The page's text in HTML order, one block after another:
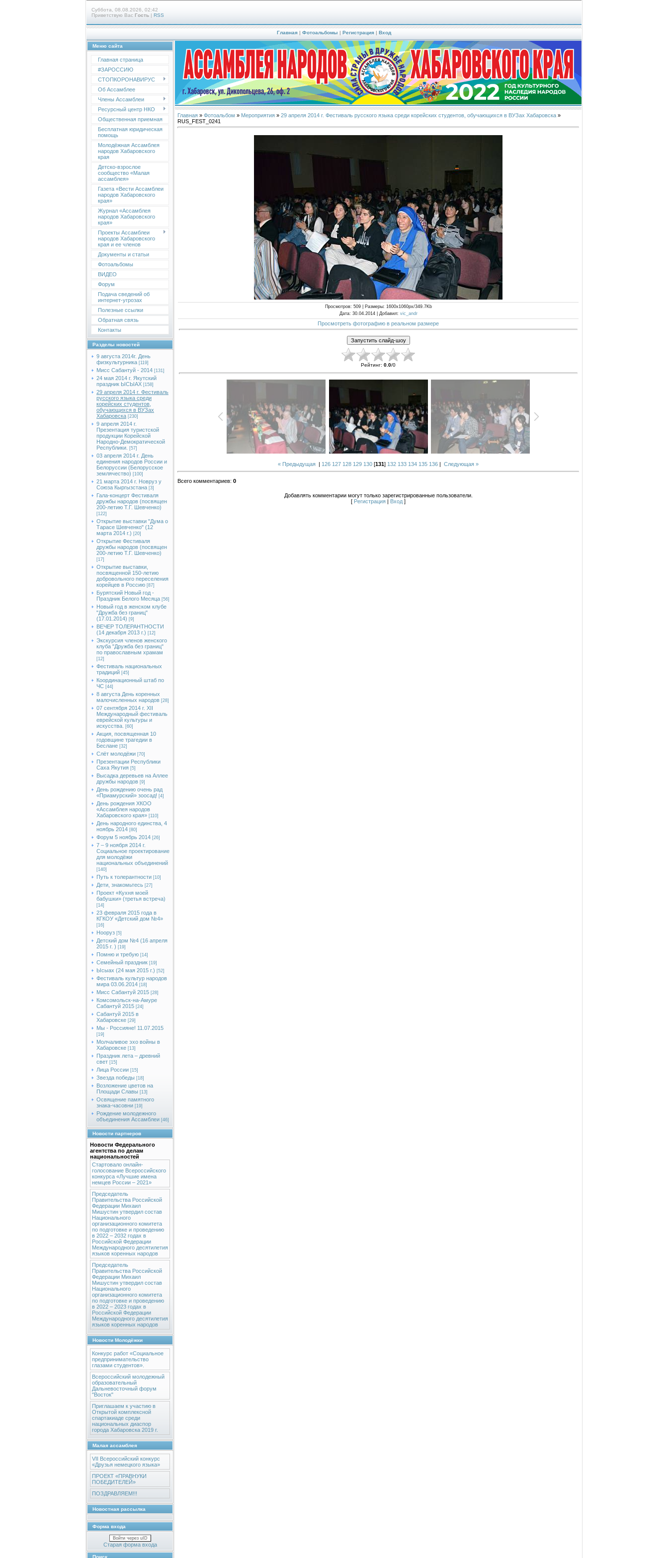
Суббота, 08.08.2026, 02:42
Приветствую Вас Гость | RSS
Главная | Фотоальбомы | Регистрация | Вход
Меню сайта
Главная страница
#ЗАРОССИЮ
СТОПКОРОНАВИРУС
Об Ассамблее
Члены Ассамблеи
Ресурсный центр НКО
Общественная приемная
Бесплатная юридическая
помощь
Молодёжная Ассамблея
народов Хабаровского
края
Детско-взрослое
сообщество «Малая
ассамблея»
Газета «Вести Ассамблеи
народов Хабаровского
края»
Журнал «Ассамблея
народов Хабаровского
края»
Проекты Ассамблеи
народов Хабаровского
края и ее членов
Документы и статьи
Фотоальбомы
ВИДЕО
Форум
Подача сведений об
интернет-угрозах
Полезные ссылки
Обратная связь
Контакты
Разделы новостей
9 августа 2014г. День
физкультурника [119]
Мисс Сабантуй - 2014 [131]
24 мая 2014 г. Якутский
праздник ЫСЫАХ [158]
29 апреля 2014 г. Фестиваль
русского языка среди
корейских студентов,
обучающихся в ВУЗах
Хабаровска [230]
9 апреля 2014 г.
Презентация туристской
продукции Корейской
Народно-Демократической
Республики.
[57]
03 апреля 2014 г. День
единения народов России и
Белоруссии (Белорусское
землячество) [100]
21 марта 2014 г. Новруз у
Союза Кыргызстана [3]
Гала-концерт Фестиваля
дружбы народов (посвящен
200-летию Т.Г. Шевченко)
[122]
Открытие выставки "Дума о
Тарасе Шевченко" (12
марта 2014 г.) [20]
Открытие Фестиваля
дружбы народов (посвящен
200-летию Т.Г. Шевченко)
[17]
Открытие выставки,
посвященной 150-летию
добровольного переселения
корейцев в Россию [87]
Бурятский Новый год -
Праздник Белого Месяца [56]
Новый год в женском клубе
"Дружба без границ"
(17.01.2014) [9]
ВЕЧЕР ТОЛЕРАНТНОСТИ
(14 декабря 2013 г.) [12]
Экскурсия членов женского
клуба "Дружба без границ"
по православным храмам
[12]
Фестиваль национальных
традиций [45]
Координационный штаб по
ЧС [44]
8 августа День коренных
малочисленных народов [28]
07 сентября 2014 г. XII
Международный фестиваль
еврейской культуры и
искусства.
[60]
Акция, посвященная 10
годовщине трагедии в
Беслане [32]
Слёт молодёжи [70]
Презентации Республики
Саха Якутия [5]
Высадка деревьев на Аллее
дружбы народов [9]
День рождению очень рад
«Приамурский» зоосад! [4]
День рождения ХКОО
«Ассамблея народов
Хабаровского края» [110]
День народного единства, 4
ноябрь 2014 [80]
Форум 5 ноябрь 2014 [26]
7 – 9 ноября 2014 г.
Социальное проектирование
для молодёжи
национальных объединений
[140]
Путь к толерантности [10]
Дети, знакомьтесь [27]
Проект «Кухня моей
бабушки» (третья встреча)
[14]
23 февраля 2015 года в
КГКОУ «Детский дом №4»
[16]
Нооруз [5]
Детский дом №4 (16 апреля
2015 г. ) [19]
Помню и требую [14]
Семейный праздник [19]
Ысыах (24 мая 2015 г.) [52]
Фестиваль культур народов
мира 03.06.2014 [18]
Мисс Сабантуй 2015 [28]
Комсомольск-на-Амуре
Сабантуй 2015 [24]
Сабантуй 2015 в
Хабаровске [29]
Мы - Россияне! 11.07.2015
[19]
Молчаливое эхо войны в
Хабаровске [13]
Праздник лета – древний
свет [15]
Лица России [15]
Звезда победы [18]
Возложение цветов на
Площади Славы [13]
Освящение памятного
знака-часовни [19]
Рождение молодежного
объединения Ассамблеи [46]
Новости партнеров
Новости Федерального
агентства по делам
национальностей
Стартовало онлайн-
голосование Всероссийского
конкурса «Лучшие имена
немцев России – 2021»
Председатель
Правительства Российской
Федерации Михаил
Мишустин утвердил состав
Национального
организационного комитета
по подготовке и проведению
в 2022 – 2032 годах в
Российской Федерации
Международного десятилетия
языков коренных народов
Председатель
Правительства Российской
Федерации Михаил
Мишустин утвердил состав
Национального
организационного комитета
по подготовке и проведению
в 2022 – 2023 годах в
Российской Федерации
Международного десятилетия
языков коренных народов
Новости Молодёжки
Конкурс работ «Социальное
предпринимательство
глазами студентов».
Всероссийский молодежный
образовательный
Дальневосточный форум
"Восток"
Приглашаем к участию в
Открытой комплексной
спартакиаде среди
национальных диаспор
города Хабаровска 2019 г.
Малая ассамблея
VII Всероссийский конкурс
«Друзья немецкого языка»
ПРОЕКТ «ПРАВНУКИ
ПОБЕДИТЕЛЕЙ»
ПОЗДРАВЛЯЕМ!!!
Новостная рассылка
Форма входа
Войти через uID
Старая форма входа
Поиск
Главная » Фотоальбом » Мероприятия » 29 апреля 2014 г. Фестиваль русского языка среди корейских студентов, обучающихся в ВУЗах Хабаровска »
RUS_FEST_0241
Просмотров: 509 | Размеры: 1600x1060px/349.7Kb
Дата: 30.04.2014 | Добавил: vic_andr
Просмотреть фотографию в реальном размере
Рейтинг: 0.0/0
« Предыдущая | 126 127 128 129 130 [131] 132 133 134 135 136 | Следующая »
Всего комментариев: 0
Добавлять комментарии могут только зарегистрированные пользователи.
[ Регистрация Вход ]